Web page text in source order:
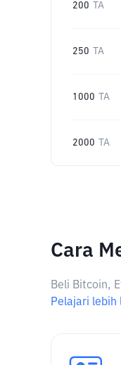
200 TA
250 TA
1000 TA
2000 TA
Cara
Beli Bitcoin,
Pelajari